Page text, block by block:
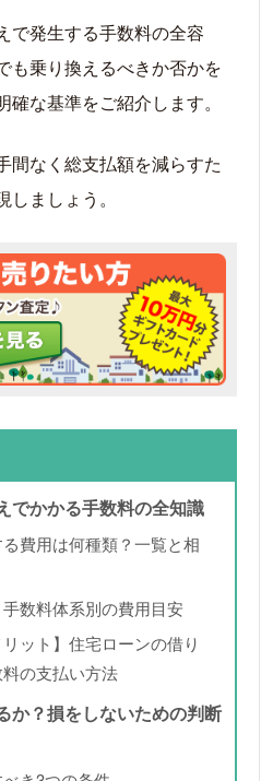
で発生する手数料の全容
も乗り換えるべきか否かを
な基準をご紹介します。
間なく総支払額を減らすた
ましょう。
でかかる手数料の全知識
費用は何種類？一覧と相
数料体系別の費用目安
リット】住宅ローンの借り
の支払い方法
か？損をしないための判断